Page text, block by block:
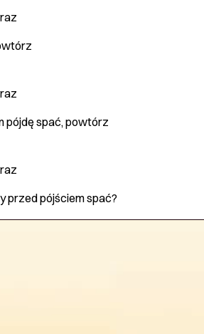
pójdę spać, powtórz
przed pójściem spać?